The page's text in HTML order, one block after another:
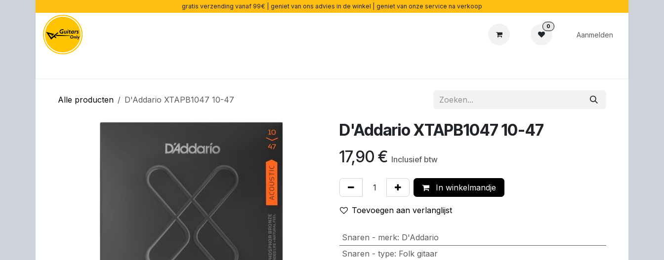
gratis verzending vanaf 99€ | geniet van ons advies in de winkel | geniet van onze service na verkoop
0
Aanmelden
Alle producten D'Addario XTAPB1047 10-47
D'Addario XTAPB1047 10-47
17,90 € Inclusief btw
In winkelmandje
Toevoegen aan verlanglijst
Snaren - merk: D'Addario
Snaren - type: Folk gitaar